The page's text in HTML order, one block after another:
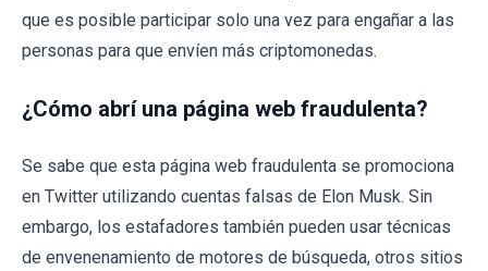
que es posible participar solo una vez para engañar a las
personas para que envíen más criptomonedas.
¿Cómo abrí una página web fraudulenta?
Se sabe que esta página web fraudulenta se promociona
en Twitter utilizando cuentas falsas de Elon Musk. Sin
embargo, los estafadores también pueden usar técnicas
de envenenamiento de motores de búsqueda, otros sitios